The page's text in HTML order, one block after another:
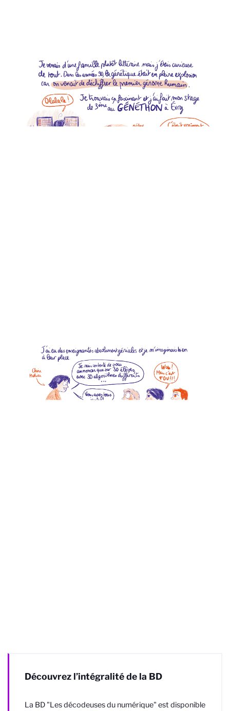
Découvrez l’intégralité de la BD
La BD "Les décodeuses du numérique" est disponible